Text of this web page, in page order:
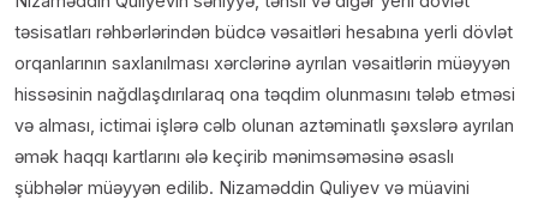
təsisatları rəhbərlərindən büdcə vəsaitləri hesabına yerli dövlət
orqanlarının saxlanılması xərclərinə ayrılan vəsaitlərin müəyyən
hissəsinin nağdlaşdırılaraq ona təqdim olunmasını tələb etməsi
və alması, ictimai işlərə cəlb olunan aztəminatlı şəxslərə ayrılan
əmək haqqı kartlarını ələ keçirib mənimsəməsinə əsaslı
şübhələr müəyyən edilib. Nizaməddin Quliyev və müavini